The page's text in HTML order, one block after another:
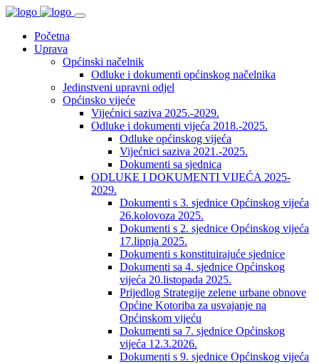
Početna
Uprava
Općinski načelnik
Odluke i dokumenti općinskog načelnika
Jedinstveni upravni odjel
Općinsko vijeće
Vijećnici saziva 2025.-2029.
Odluke i dokumenti vijeća 2018.-2025.
Odluke općinskog vijeća
Vijećnici saziva 2021.-2025.
Dokumenti sa sjednica
ODLUKE I DOKUMENTI VIJEĆA 2025-
2029.
Dokumenti s 3. sjednice Općinskog vijeća
26.kolovoza 2025.
Dokumenti s 2. sjednice Općinskog vijeća
17.lipnja 2025.
Dokumenti s konstituirajuće sjednice
Dokumenti sa 4. sjednice Općinskog
vijeća 20.listopada 2025.
Prijedlog Strategije zelene urbane obnove
Općine Kotoriba za usvajanje na
Općinskom vijeću
Dokumenti sa 7. sjednice Općinskog
vijeća 12.3.2026.
Dokumenti s 9. sjednice Općinskog vijeća